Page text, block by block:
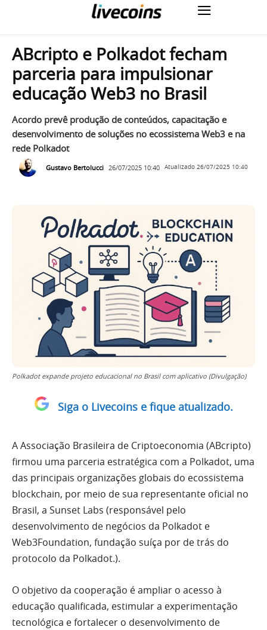
ABcripto e Polkadot fecham
parceria para impulsionar
educação Web3 no Brasil
Acordo prevê produção de conteúdos, capacitação e
desenvolvimento de soluções no ecossistema Web3 e na
rede Polkadot
Gustavo Bertolucci 26/07/2025 10:40 Atualizado 26/07/2025 10:40
Polkadot expande projeto educacional no Brasil com aplicativo (Divulgação)
Siga o Livecoins e fique atualizado.
A Associação Brasileira de Criptoeconomia (ABcripto)
firmou uma parceria estratégica com a Polkadot, uma
das principais organizações globais do ecossistema
blockchain, por meio de sua representante oficial no
Brasil, a Sunset Labs (responsável pelo
desenvolvimento de negócios da Polkadot e
Web3Foundation, fundação suíça por de trás do
protocolo da Polkadot.).
O objetivo da cooperação é ampliar o acesso à
educação qualificada, estimular a experimentação
tecnológica e fortalecer o desenvolvimento de